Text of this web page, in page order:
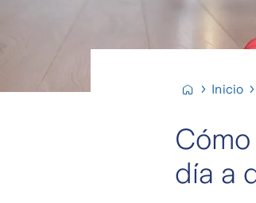
Inicio
día a